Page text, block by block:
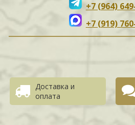
+7 (964)
+7 (919)
Доставка и
оплата